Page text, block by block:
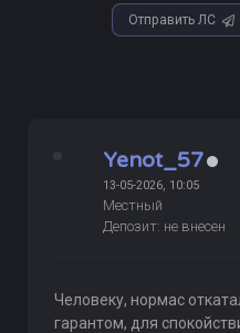
Отправить ЛС
Yenot_57
13-05-2026, 10:05
Местный
Депозит: не внесен
Человеку, нормас
гарантом, для